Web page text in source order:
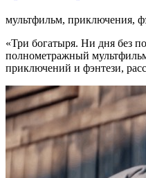
мультфильм, приключения,
«Три богатыря. Ни дня без
полнометражный
приключений и фэнтези,